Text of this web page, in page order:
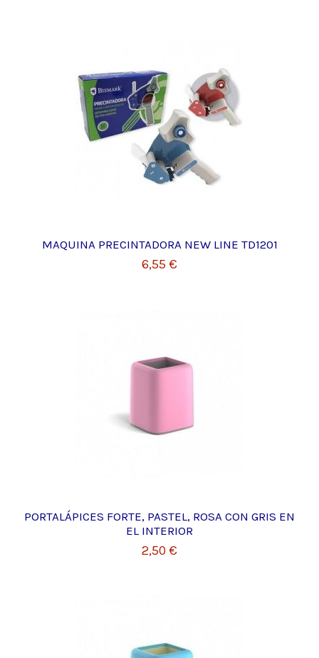
MAQUINA PRECINTADORA NEW LINE TD1201
6,55 €
PORTALÁPICES FORTE, PASTEL, ROSA CON GRIS EN
EL INTERIOR
2,50 €